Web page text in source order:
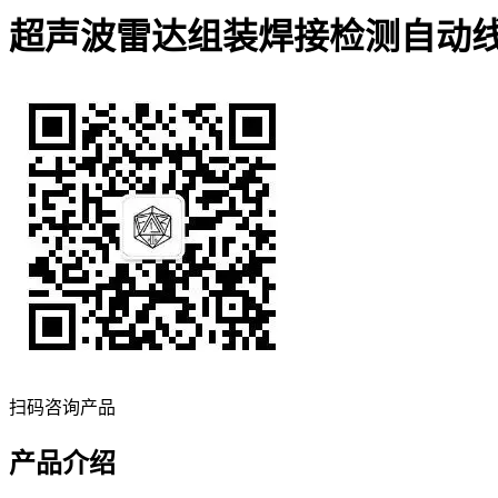
超声波雷达组装焊接检测自动
扫码咨询产品
产品介绍